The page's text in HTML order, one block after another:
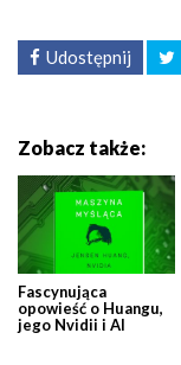
Udostępnij
Zobacz także:
Fascynująca
opowieść o Huangu,
jego Nvidii i AI